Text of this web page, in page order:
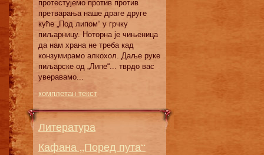
протестујемо против против
претварања наше драге друге
куће „Под липом“ у грчку
пиљарницу. Ноторна је чињеница
да нам храна не треба кад
конзумирамо алкохол. Даље руке
пиљарске од „Липе“... тврдо вас
уверавамо...
комплетан текст
Литература
Кафана „Поред пута“